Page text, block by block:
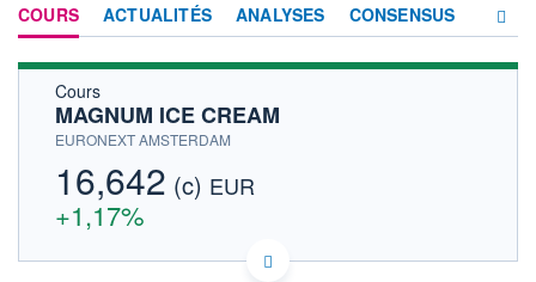
COURS ACTUALITÉS ANALYSES CONSENSUS
Cours
MAGNUM ICE CREAM
EURONEXT AMSTERDAM
16,642 (c) EUR
+1,17%
NL0015002MS2 MICC